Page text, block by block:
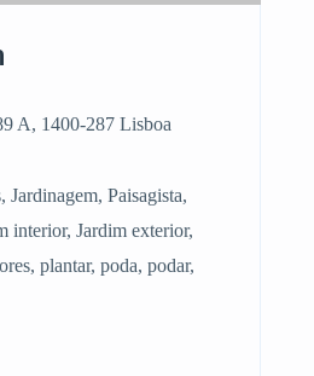
A, 1400-287 Lisboa
Jardinagem, Paisagista,
interior, Jardim exterior,
plantar, poda, podar,